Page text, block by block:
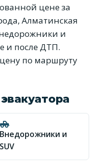
цене за
Алматинская
и
и после ДТП.
по маршруту
Внедорожники и
SUV